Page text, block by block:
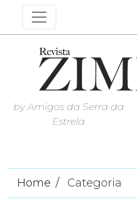
by Amigos da Serra da
Estrela
Home Categoria